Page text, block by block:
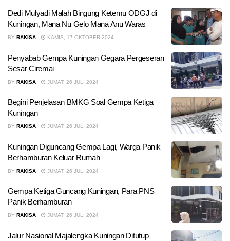
Dedi Mulyadi Malah Bingung Ketemu ODGJ di
Kuningan, Mana Nu Gelo Mana Anu Waras
BY RAKISA KAMIS, 17 OKTOBER 2024
Penyabab Gempa Kuningan Gegara Pergeseran
Sesar Ciremai
BY RAKISA JUMAT, 26 JULI 2024
Begini Penjelasan BMKG Soal Gempa Ketiga
Kuningan
BY RAKISA JUMAT, 26 JULI 2024
Kuningan Diguncang Gempa Lagi, Warga Panik
Berhamburan Keluar Rumah
BY RAKISA JUMAT, 26 JULI 2024
Gempa Ketiga Guncang Kuningan, Para PNS
Panik Berhamburan
BY RAKISA JUMAT, 26 JULI 2024
Jalur Nasional Majalengka Kuningan Ditutup